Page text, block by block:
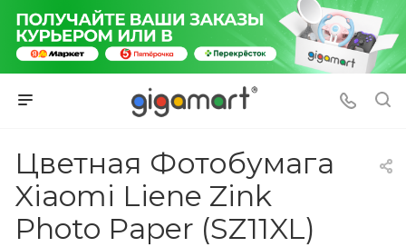
Цветная Фотобумага
Xiaomi Liene Zink
Photo Paper (SZ11XL)